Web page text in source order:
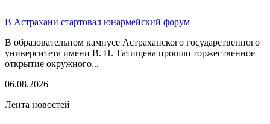
В Астрахани стартовал юнармейский форум
В образовательном кампусе Астраханского государственного
университета имени В. Н. Татищева прошло торжественное
открытие окружного...
06.08.2026
Лента новостей